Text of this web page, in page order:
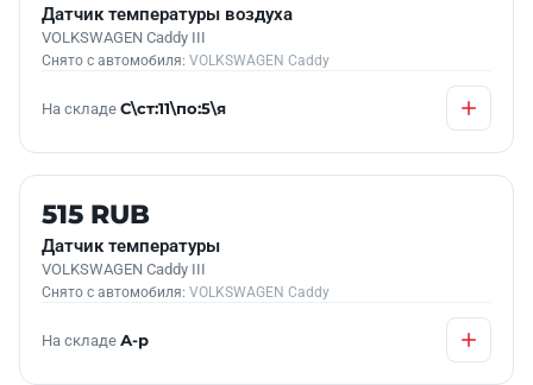
Датчик температуры воздуха
VOLKSWAGEN Caddy III
Снято с автомобиля: VOLKSWAGEN Caddy
На складе С\ст:11\по:5\я
Б/У В НАЛИЧИИ
515 RUB
Датчик температуры
VOLKSWAGEN Caddy III
Снято с автомобиля: VOLKSWAGEN Caddy
На складе А-р